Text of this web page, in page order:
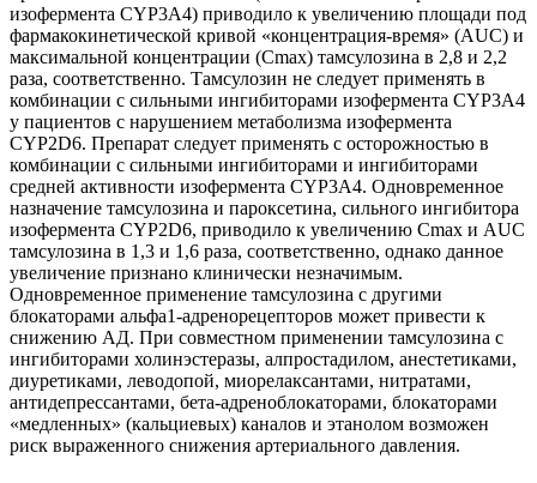
изофермента CYP3A4) приводило к увеличению площади под
фармакокинетической кривой «концентрация-время» (AUC) и
максимальной концентрации (Сmах) тамсулозина в 2,8 и 2,2
раза, соответственно. Тамсулозин не следует применять в
комбинации с сильными ингибиторами изофермента CYP3A4
у пациентов с нарушением метаболизма изофермента
CYP2D6. Препарат следует применять с осторожностью в
комбинации с сильными ингибиторами и ингибиторами
средней активности изофермента CYP3A4. Одновременное
назначение тамсулозина и пароксетина, сильного ингибитора
изофермента CYP2D6, приводило к увеличению Сmах и AUC
тамсулозина в 1,3 и 1,6 раза, соответственно, однако данное
увеличение признано клинически незначимым.
Одновременное применение тамсулозина с другими
блокаторами альфа1-адренорецепторов может привести к
снижению АД. При совместном применении тамсулозина с
ингибиторами холинэстеразы, алпростадилом, анестетиками,
диуретиками, леводопой, миорелаксантами, нитратами,
антидепрессантами, бета-адреноблокаторами, блокаторами
«медленных» (кальциевых) каналов и этанолом возможен
риск выраженного снижения артериального давления.